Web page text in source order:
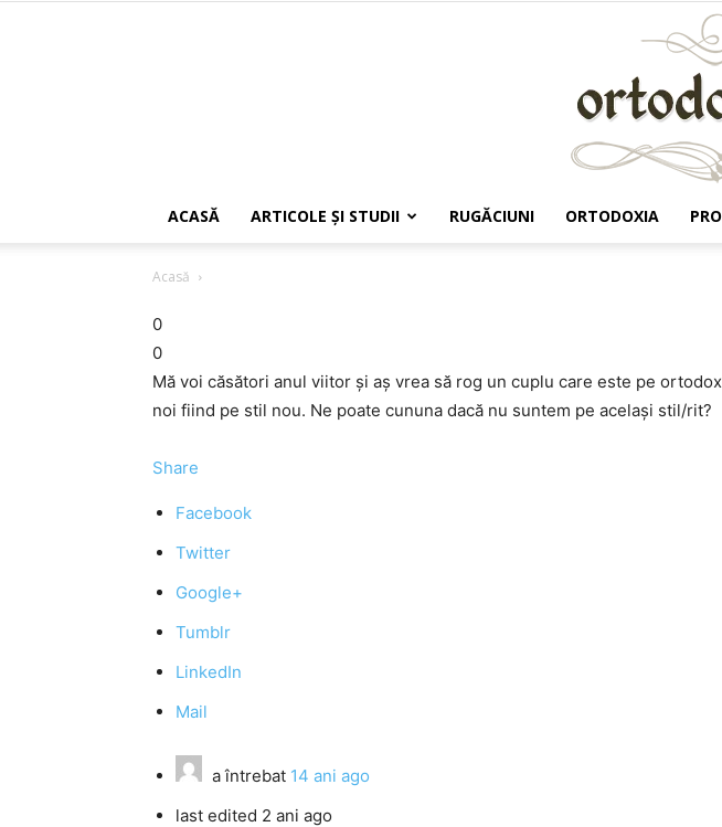
ACASĂ ARTICOLE ŞI STUDII RUGĂCIUNI ORTODOXIA
Acasă
0
0
Mă voi căsători anul viitor şi aş vrea să rog un cuplu care este pe
noi fiind pe stil nou. Ne poate cununa dacă nu suntem pe acelaşi stil/rit?
Share
Facebook
Twitter
Google+
Tumblr
LinkedIn
Mail
a întrebat 14 ani ago
last edited 2 ani ago